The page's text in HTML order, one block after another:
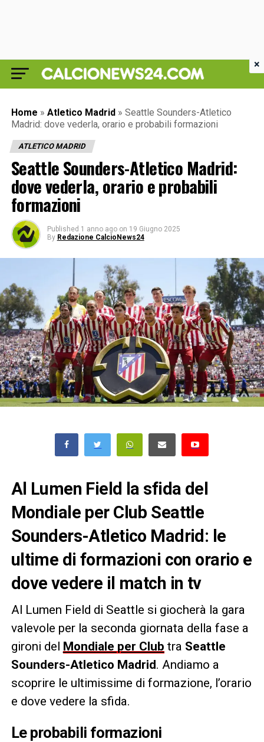
Home » Atletico Madrid » Seattle Sounders-Atletico
Madrid: dove vederla, orario e probabili formazioni
ATLETICO MADRID
Seattle Sounders-Atletico Madrid:
dove vederla, orario e probabili
formazioni
Published 1 anno ago on 19 Giugno 2025
By Redazione CalcioNews24
Al Lumen Field la sfida del
Mondiale per Club Seattle
Sounders-Atletico Madrid: le
ultime di formazioni con orario e
dove vedere il match in tv
Al Lumen Field di Seattle si giocherà la gara
valevole per la seconda giornata della fase a
gironi del Mondiale per Club tra Seattle
Sounders-Atletico Madrid. Andiamo a
scoprire le ultimissime di formazione, l’orario
e dove vedere la sfida.
Le probabili formazioni
×